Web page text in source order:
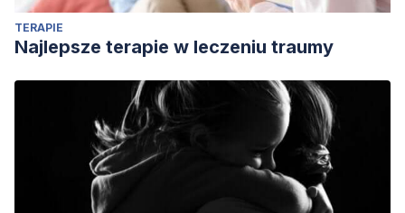
Educational Psychology,3(1), 401-410.
TERAPIE
Najlepsze terapie w leczeniu traumy